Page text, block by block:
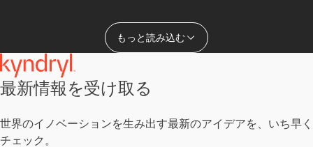
もっと読み込む
最新情報を受け取る​
世界のイノベーションを生み出す​最新のアイデアを、いち早く
チェック。​